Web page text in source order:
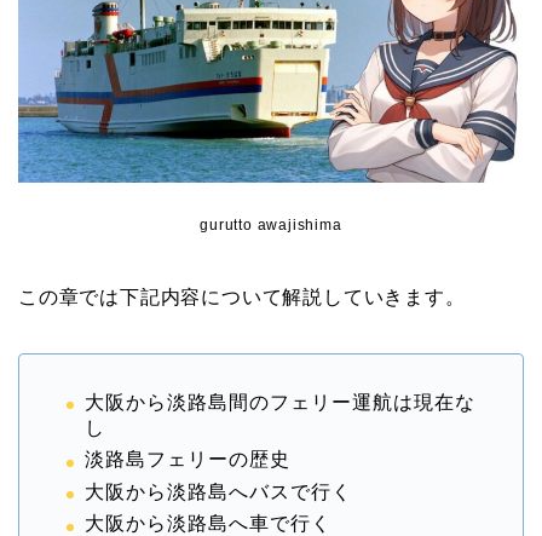
gurutto awajishima
この章では下記内容について解説していきます。
大阪から淡路島間のフェリー運航は現在な
し
淡路島フェリーの歴史
大阪から淡路島へバスで行く
大阪から淡路島へ車で行く